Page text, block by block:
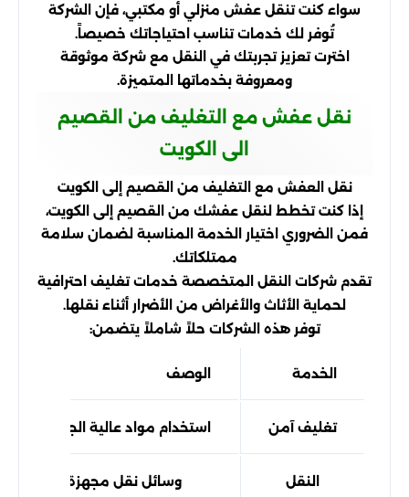
سواء كنت تنقل عفش منزلي أو مكتبي، فإن الشركة
تُوفر لك خدمات تناسب احتياجاتك خصيصاً.
اخترت تعزيز تجربتك في النقل مع شركة موثوقة
ومعروفة بخدماتها المتميزة.
نقل عفش مع التغليف من القصيم
الى الكويت
نقل العفش مع التغليف من القصيم إلى الكويت
إذا كنت تخطط لنقل عفشك من القصيم إلى الكويت،
فمن الضروري اختيار الخدمة المناسبة لضمان سلامة
ممتلكاتك.
تقدم شركات النقل المتخصصة خدمات تغليف احترافية
لحماية الأثاث والأغراض من الأضرار أثناء نقلها.
توفر هذه الشركات حلاً شاملاً يتضمن:
الخدمة الوصف
تغليف آمن استخدام مواد عالية الجودة
النقل وسائل نقل مجهزة لضمان